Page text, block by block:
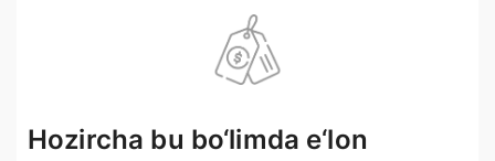
Hozircha bu bo‘limda e‘lon